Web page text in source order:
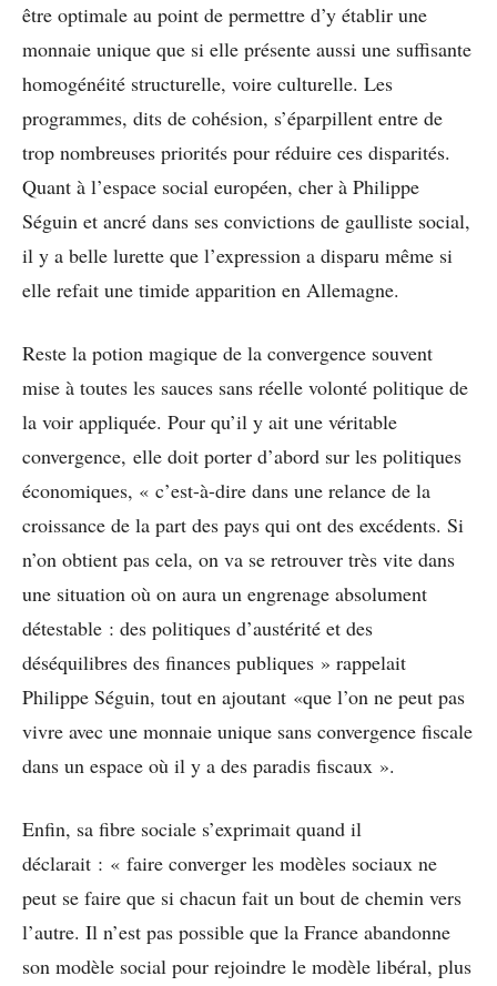
être optimale au point de permettre d’y établir une
monnaie unique que si elle présente aussi une suffisante
homogénéité structurelle, voire culturelle. Les
programmes, dits de cohésion, s’éparpillent entre de
trop nombreuses priorités pour réduire ces disparités.
Quant à l’espace social européen, cher à Philippe
Séguin et ancré dans ses convictions de gaulliste social,
il y a belle lurette que l’expression a disparu même si
elle refait une timide apparition en Allemagne.
Reste la potion magique de la convergence souvent
mise à toutes les sauces sans réelle volonté politique de
la voir appliquée. Pour qu’il y ait une véritable
convergence, elle doit porter d’abord sur les politiques
économiques, « c’est-à-dire dans une relance de la
croissance de la part des pays qui ont des excédents. Si
n’on obtient pas cela, on va se retrouver très vite dans
une situation où on aura un engrenage absolument
détestable : des politiques d’austérité et des
déséquilibres des finances publiques » rappelait
Philippe Séguin, tout en ajoutant «que l’on ne peut pas
vivre avec une monnaie unique sans convergence fiscale
dans un espace où il y a des paradis fiscaux ».
Enfin, sa fibre sociale s’exprimait quand il
déclarait : « faire converger les modèles sociaux ne
peut se faire que si chacun fait un bout de chemin vers
l’autre. Il n’est pas possible que la France abandonne
son modèle social pour rejoindre le modèle libéral, plus